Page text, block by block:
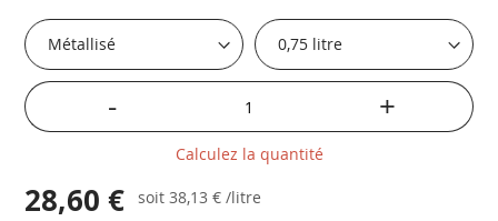
- +
Calculez la quantité
28,60 € soit 38,13 € /litre